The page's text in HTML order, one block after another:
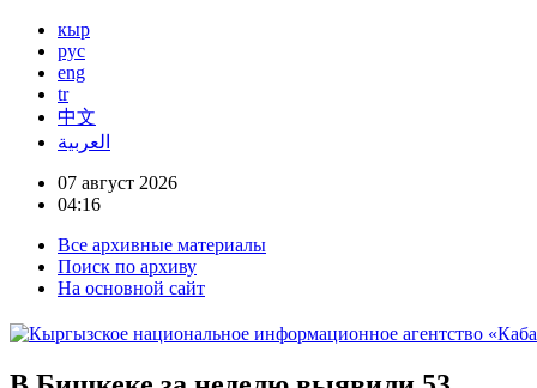
кыр
рус
eng
tr
中文
العربية
07 август 2026
04:16
Все архивные материалы
Поиск по архиву
На основной сайт